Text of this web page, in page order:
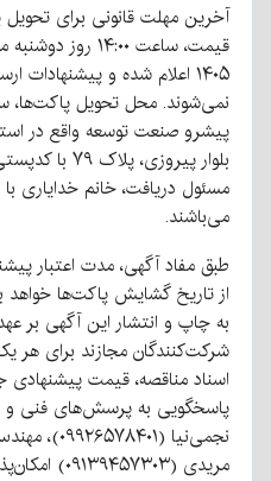
آخرین مهلت قانونی برای
۱۴۰۵ اعلام شده و
نمی‌شوند. محل تحویل پاکت‌ها،
پیشرو صنعت توسعه واقع در
می‌باشند.
طبق مفاد آگهی، مدت اعتبار
از تاریخ گشایش پاکت‌ها خواهد
به چاپ و انتشار این آگهی بر
شرکت‌کنندگان مجازند برای هر
اسناد مناقصه، قیمت پیشنهادی
پاسخگویی به پرسش‌های فنی و
مریدی (۰۹۱۳۹۴۵۷۳۰۳) امکان‌پذیر است.